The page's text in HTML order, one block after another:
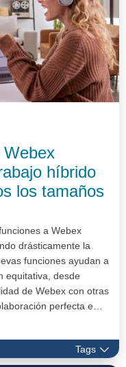
Webex
híbrido
los tamaños
a Webex
drásticamente la
funciones ayudan a
equitativa, desde
de Webex con otras
perfecta e…
Tags